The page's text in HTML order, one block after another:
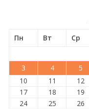
Пн
Вт Ср
3
4 5
10
11 12
17
18 19
24
25 26